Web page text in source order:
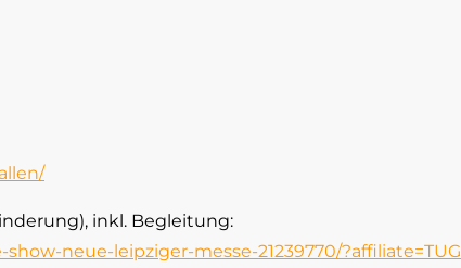
inkl. Begleitung:
neue-leipziger-messe-21239770/?affiliate=TUG